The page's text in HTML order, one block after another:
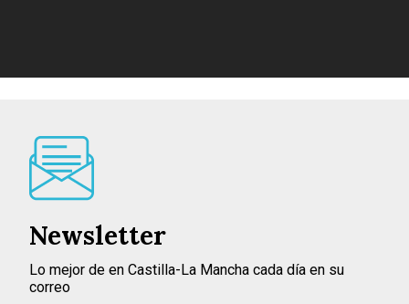
Newsletter
Lo mejor de en Castilla-La Mancha cada día en su
correo